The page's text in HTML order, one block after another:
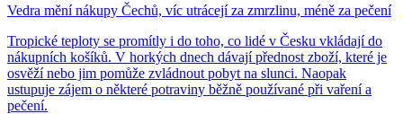
Vedra mění nákupy Čechů, víc utrácejí za zmrzlinu, méně za pečení
Tropické teploty se promítly i do toho, co lidé v Česku vkládají do
nákupních košíků. V horkých dnech dávají přednost zboží, které je
osvěží nebo jim pomůže zvládnout pobyt na slunci. Naopak
ustupuje zájem o některé potraviny běžně používané při vaření a
pečení.